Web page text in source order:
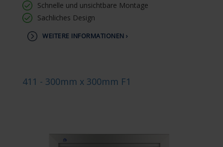
Schnelle und unsichtbare Montage
Sachliches Design
WEITERE INFORMATIONEN ›
411 - 300mm x 300mm F1